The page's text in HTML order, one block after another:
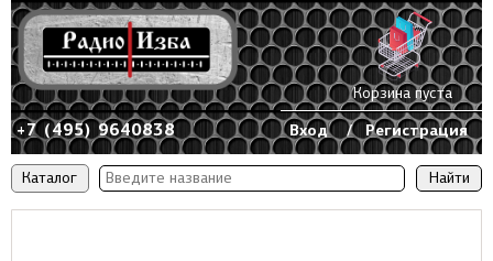
Каталог
+7 (495) 9640838 Вход / Регистрация
Корзина пуста